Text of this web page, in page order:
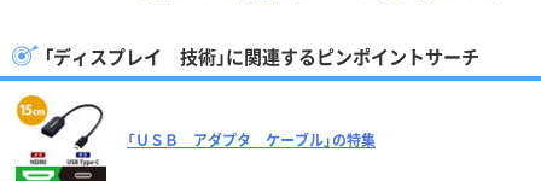
「ディスプレイ 技術」に関連するピンポイントサーチ
「ＵＳＢ アダプタ ケーブル」の特集